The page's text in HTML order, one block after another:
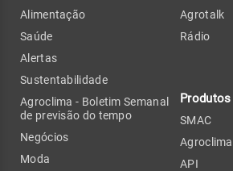
Alimentação
Saúde
Alertas
Sustentabilidade
Agroclima - Boletim Semanal
de previsão do tempo
Negócios
Moda
Agrotalk
Rádio
Produtos
SMAC
Agroclima
API